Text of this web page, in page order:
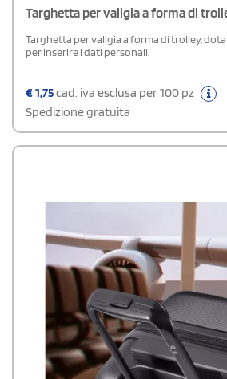
Targhetta per valigia a forma di
Targhetta per valigia a forma di trolley,
per inserire i dati personali.
€1,75cad. iva esclusa per 100 pz
Spedizione gratuita